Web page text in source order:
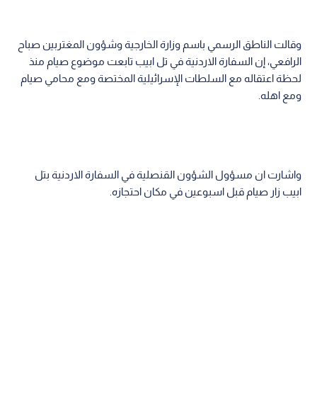
وقالت الناطق الرسمي باسم وزارة الخارجية وشؤون المغتربين صباح
الرافعي، إن السفارة الاردنية في تل ابيب تابعت موضوع صيام منذ
لحظة اعتقاله مع السلطات الإسرائيلية المختصة ومع محامي صيام
ومع اهله.
واشارت ان مسؤول الشؤون القنصلية في السفارة الاردنية بتل
ابيب زار صيام قبل اسبوعين في مكان احتجازه.